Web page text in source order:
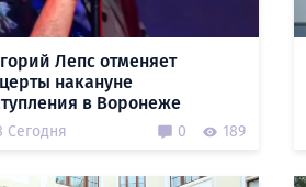
Лепс отменяет
накануне
в Воронеже
Сегодня 0 189